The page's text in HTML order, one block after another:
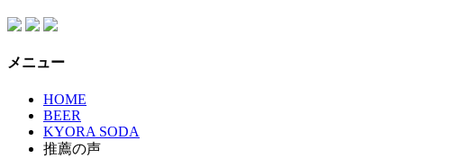
メニュー
HOME
BEER
KYORA SODA
推薦の声